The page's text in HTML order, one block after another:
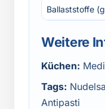
Ballaststoffe
Weitere
Küchen:
Tags:
Antipasti